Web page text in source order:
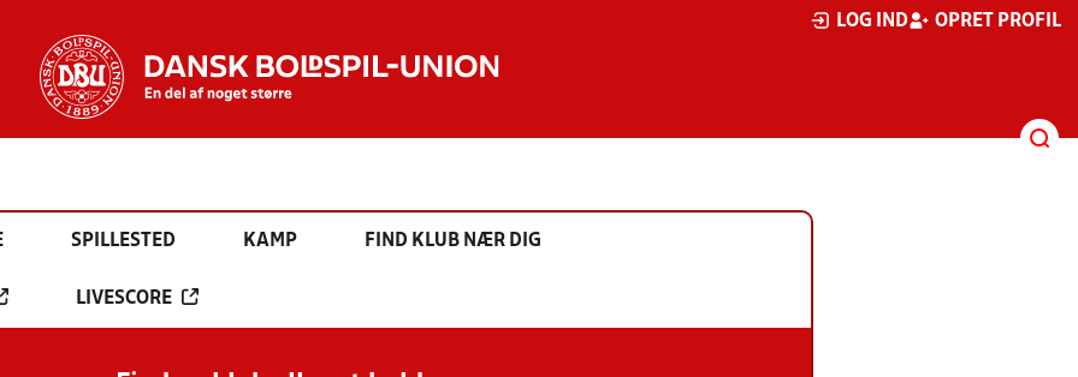
LOG IND OPRET PROFIL
SPILLESTED KAMP FIND KLUB NÆR DIG
LIVESCORE